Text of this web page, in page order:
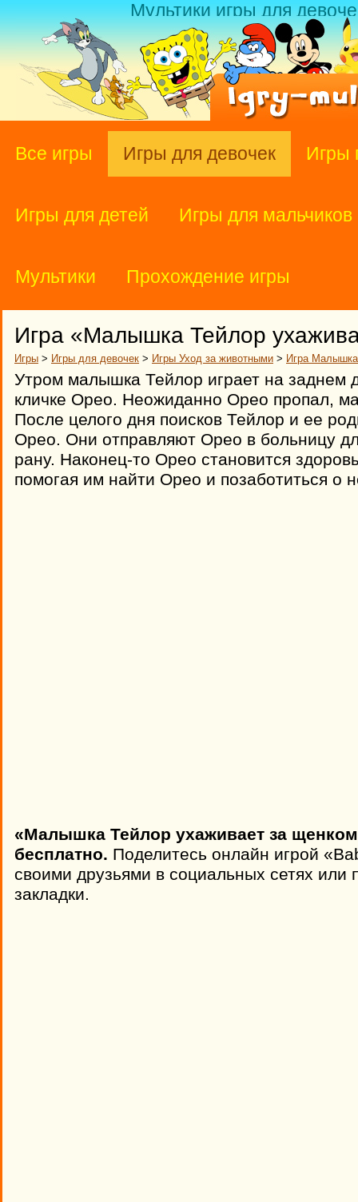
Мультики игры для
Все игры Игры для девочек Игры
Игры для детей Игры для мальчиков
Мультики Прохождение игры
Игра «Малышка Тейлор
Игры > Игры для девочек > Игры Уход за животными > Игра
Утром малышка Тейлор играет на заднем
кличке Орео. Неожиданно Орео пропал,
После целого дня поисков Тейлор и ее
Орео. Они отправляют Орео в больницу
рану. Наконец-то Орео становится
помогая им найти Орео и позаботиться о
«Малышка Тейлор ухаживает за
бесплатно. Поделитесь онлайн игрой
своими друзьями в социальных сетях или
закладки.